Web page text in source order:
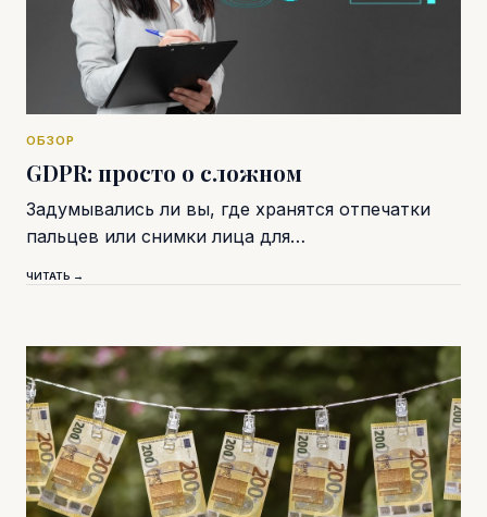
ОБЗОР
GDPR: просто о сложном
Задумывались ли вы, где хранятся отпечатки
пальцев или снимки лица для…
ЧИТАТЬ →